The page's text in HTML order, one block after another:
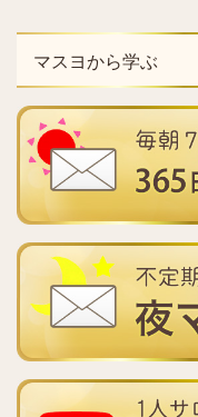
マスヨから学ぶ